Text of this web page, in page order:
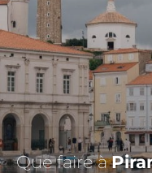
Que faire à